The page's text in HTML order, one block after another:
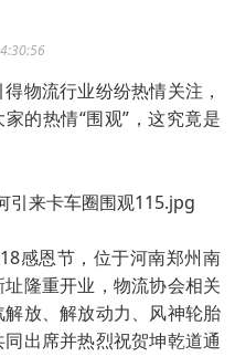
物流行业纷纷热情关注，
的热情“围观”，这究竟是
感恩节，位于河南郑州南
隆重开业，物流协会相关
放、解放动力、风神轮胎
出席并热烈祝贺坤乾道通